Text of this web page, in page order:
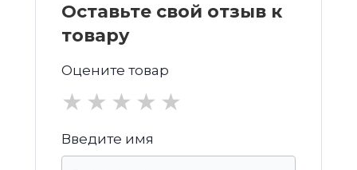
Оставьте свой отзыв к
товару
Оцените товар
★
★
★
★
★
Введите имя